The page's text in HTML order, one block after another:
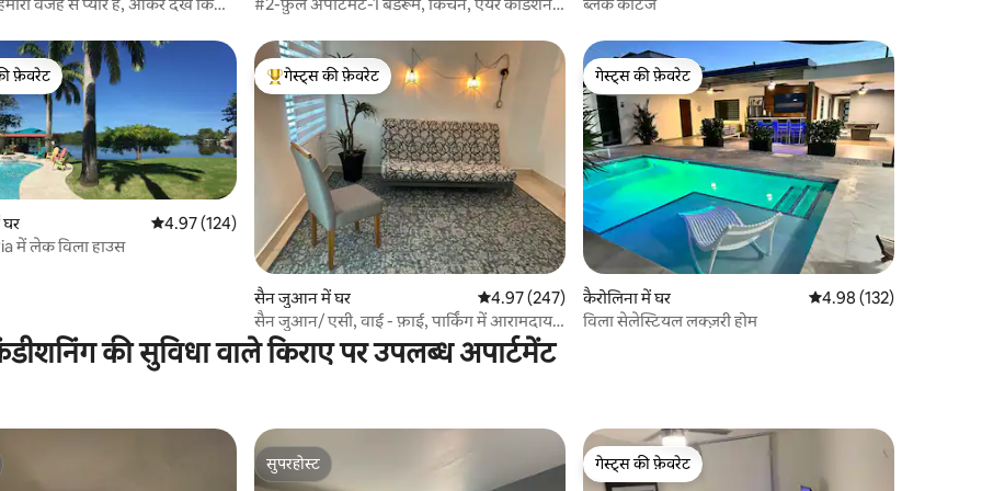
फ़ेवरेट
फ़ेवरेट
औसत रेटिंग 5 में से 4.97, 124 समीक्षाएँ
4.97 (124)
में लेक विला हाउस
गेस्ट्स का टॉप फ़ेवरेट
गेस्ट्स की फ़ेवरेट
सैन जुआन में घर औसत रेटिंग 5 में से 4.97, 247 समीक्षाएँ
4.97 (247)
सैन जुआन/ एसी, वाई - फ़ाई, पार्किंग में आरामदायक
अपार्टमेंट
गेस्ट्स की फ़ेवरेट
गेस्ट्स की फ़ेवरेट
कैरोलिना में घर औसत रेटिंग 5 में से 4.98,
4.98 (132)
विला सेलेस्टियल लक्ज़री होम
की सुविधा वाले किराए पर उपलब्ध अपार्टमेंट
सुपरहोस्ट
सुपरहोस्ट
गेस्ट्स की फ़ेवरेट
गेस्ट्स की फ़ेवरेट